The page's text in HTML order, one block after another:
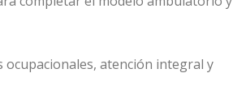
ocupacionales, atención integral y